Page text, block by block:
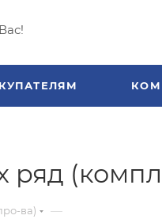
ва) —